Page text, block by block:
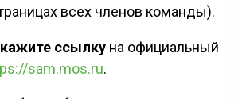
всех членов команды).
ссылку на официальный
sam.mos.ru.